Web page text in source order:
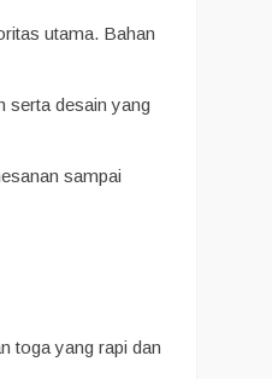
utama. Bahan
serta desain yang
sampai
toga yang rapi dan